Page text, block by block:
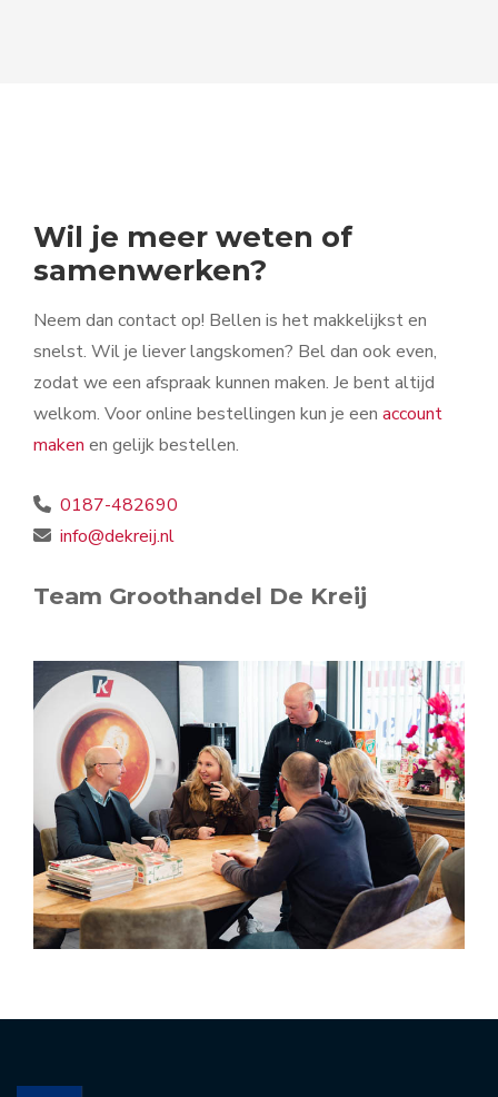
Wil je meer weten of
samenwerken?
Neem dan contact op! Bellen is het makkelijkst en
snelst. Wil je liever langskomen? Bel dan ook even,
zodat we een afspraak kunnen maken. Je bent altijd
welkom. Voor online bestellingen kun je een account
maken en gelijk bestellen.
0187-482690
info@dekreij.nl
Team Groothandel De Kreij